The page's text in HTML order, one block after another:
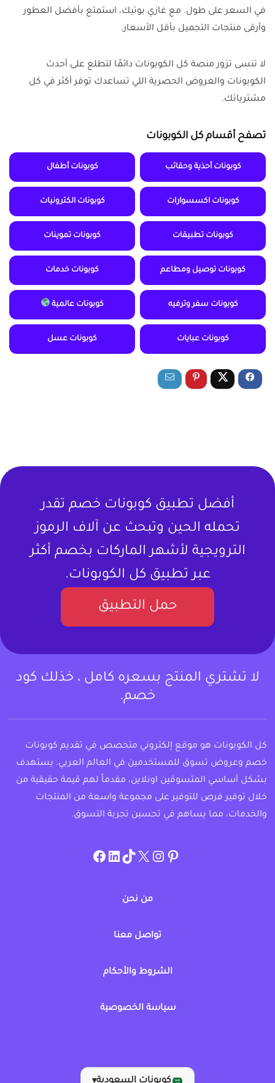
في السعر على طول. مع غازي بوتيك، استمتع بأفضل العطور
وأرقى منتجات التجميل بأقل الأسعار.
لا تنسى تزور منصة كل الكوبونات دائمًا لتطلع على أحدث
الكوبونات والعروض الحصرية اللي تساعدك توفر أكثر في كل
مشترياتك.
تصفح أقسام كل الكوبونات
كوبونات أحذية وحقائب كوبونات أطفال
كوبونات اكسسوارات كوبونات الكترونيات
كوبونات تطبيقات كوبونات تموينات
كوبونات توصيل ومطاعم كوبونات خدمات
كوبونات سفر وترفيه كوبونات عالمية
كوبونات عبايات كوبونات عسل
أفضل تطبيق كوبونات خصم تقدر
تحمله الحين وتبحث عن آلاف الرموز
الترويجية لأشهر الماركات بخصم أكثر
عبر تطبيق كل الكوبونات.
حمل التطبيق
لا تشتري المنتج بسعره كامل ، خذلك كود
خصم.
كل الكوبونات هو موقع إلكتروني متخصص في تقديم كوبونات
خصم وعروض تسوق للمستخدمين في العالم العربي. يستهدف
بشكل أساسي المتسوقين اونلاين، مقدماً لهم قيمة حقيقية من
خلال توفير فرص للتوفير على مجموعة واسعة من المنتجات
والخدمات، مما يساهم في تحسين تجربة التسوق.
pinterest
allcouponat
twitter
TikTok
linkedin
facebook
من نحن
تواصل معنا
الشروط والأحكام
سياسة الخصوصية
كوبونات السعودية